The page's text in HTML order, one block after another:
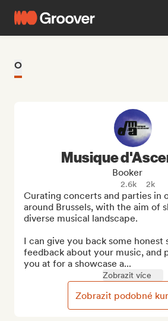
O
Musique
Booker
2.6k 2k
Curating concerts and parties in
around Brussels, with the aim of
diverse musical landscape.
I can give you back some honest
feedback about your music, and
you at for a showcase a...
Zobrazit více
Zobrazit podobné